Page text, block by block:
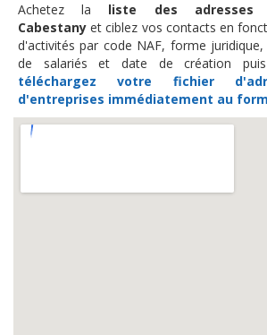
Achetez la liste des adresses
Cabestany et ciblez vos contacts en
d'activités par code NAF, forme
de salariés et date de création
téléchargezvotre fichier
d'entreprises immédiatement au